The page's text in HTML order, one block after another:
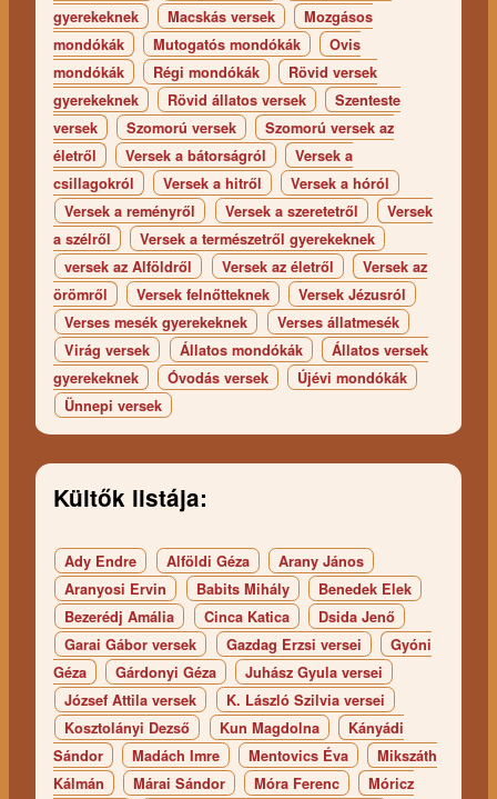
gyerekeknek
Macskás versek
Mozgásos
mondókák
Mutogatós mondókák
Ovis
mondókák
Régi mondókák
Rövid versek
gyerekeknek
Rövid állatos versek
Szenteste
versek
Szomorú versek
Szomorú versek az
életről
Versek a bátorságról
Versek a
csillagokról
Versek a hitről
Versek a hóról
Versek a reményről
Versek a szeretetről
Versek
a szélről
Versek a természetről gyerekeknek
versek az Alföldről
Versek az életről
Versek az
örömről
Versek felnőtteknek
Versek Jézusról
Verses mesék gyerekeknek
Verses állatmesék
Virág versek
Állatos mondókák
Állatos versek
gyerekeknek
Óvodás versek
Újévi mondókák
Ünnepi versek
Kültők listája:
Ady Endre Alföldi Géza
Arany János
Aranyosi Ervin
Babits Mihály
Benedek Elek
Bezerédj Amália
Cinca Katica
Dsida Jenő
Garai Gábor versek
Gazdag Erzsi versei
Gyóni
Géza
Gárdonyi Géza
Juhász Gyula versei
József Attila versek
K. László Szilvia versei
Kosztolányi Dezső
Kun Magdolna
Kányádi
Sándor
Madách Imre Mentovics Éva
Mikszáth
Kálmán
Márai Sándor Móra Ferenc
Móricz